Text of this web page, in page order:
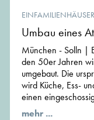
EINFAMILIENHÄUSER
Umbau eines
München - Solln |
den 50er Jahren
umgebaut. Die
wird Küche, Ess-
einen
mehr ...